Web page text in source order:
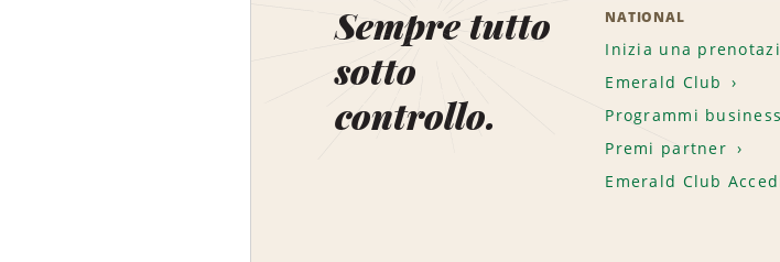
Sempre tutto
sotto
controllo.
NATIONAL
Inizia una
Emerald Club
Programmi business
Premi partner
Emerald Club